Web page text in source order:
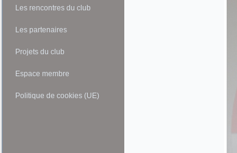
Les rencontres du club
Les partenaires
Projets du club
Espace membre
Politique de cookies (UE)